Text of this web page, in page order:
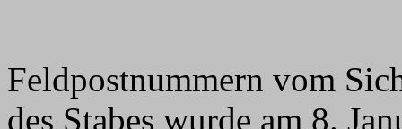
Feldpostnummern vom
des Stabes wurde am 8.